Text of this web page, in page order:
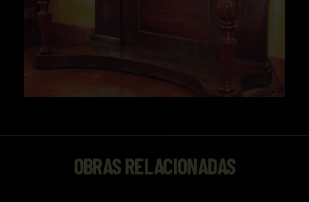
OBRAS RELACIONADAS